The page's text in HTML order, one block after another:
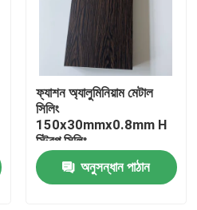
ফ্যাশন অ্যালুমিনিয়াম মেটাল
সিলিং
150x30mmx0.8mm H
স্ট্রিপ সিলিং
অনুসন্ধান পাঠান